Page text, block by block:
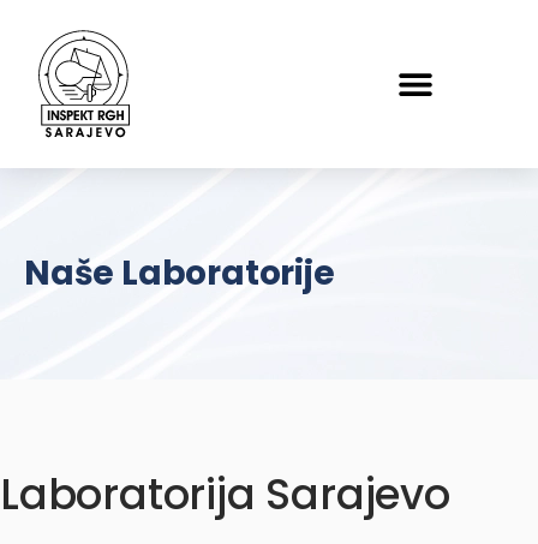
Naše Laboratorije
Laboratorija Sarajevo